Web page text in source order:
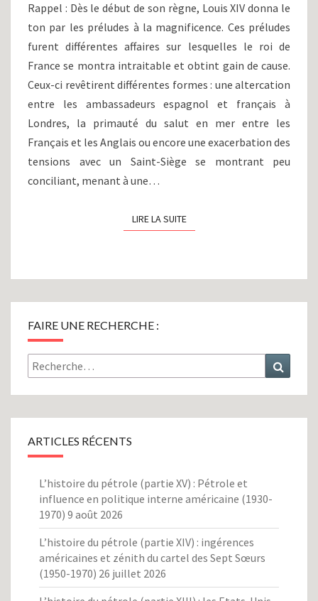
DIPLOMATIE
COMME
ARME
Rappel : Dès le début de son règne, Louis XIV donna le
ton par les préludes à la magnificence. Ces préludes
furent différentes affaires sur lesquelles le roi de
France se montra intraitable et obtint gain de cause.
Ceux-ci revêtirent différentes formes : une altercation
entre les ambassadeurs espagnol et français à
Londres, la primauté du salut en mer entre les
Français et les Anglais ou encore une exacerbation des
tensions avec un Saint-Siège se montrant peu
conciliant, menant à une…
LIRE LA SUITELIRE LA SUITE
FAIRE UNE RECHERCHE :
Rechercher :
ARTICLES RÉCENTS
L’histoire du pétrole (partie XV) : Pétrole et
influence en politique interne américaine (1930-
1970) 9 août 2026
L’histoire du pétrole (partie XIV) : ingérences
américaines et zénith du cartel des Sept Sœurs
(1950-1970) 26 juillet 2026